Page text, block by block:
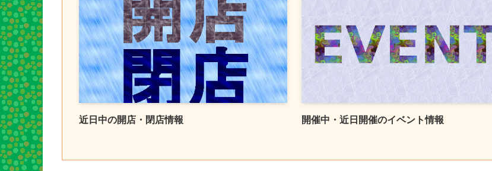
近日中の開店・閉店情報 開催中・近日開催のイベント情報